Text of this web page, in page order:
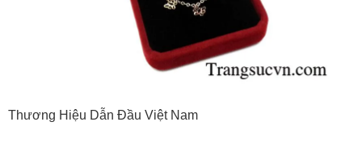
Thương Hiệu Dẫn Đầu Việt Nam